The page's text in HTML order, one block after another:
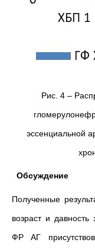
Рис. 4 –
эссенциальной
Обсуждение
Полученные
возраст и
ФР АГ